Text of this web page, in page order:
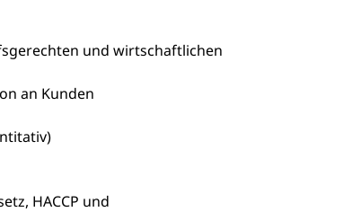
und wirtschaftlichen
an Kunden
HACCP und